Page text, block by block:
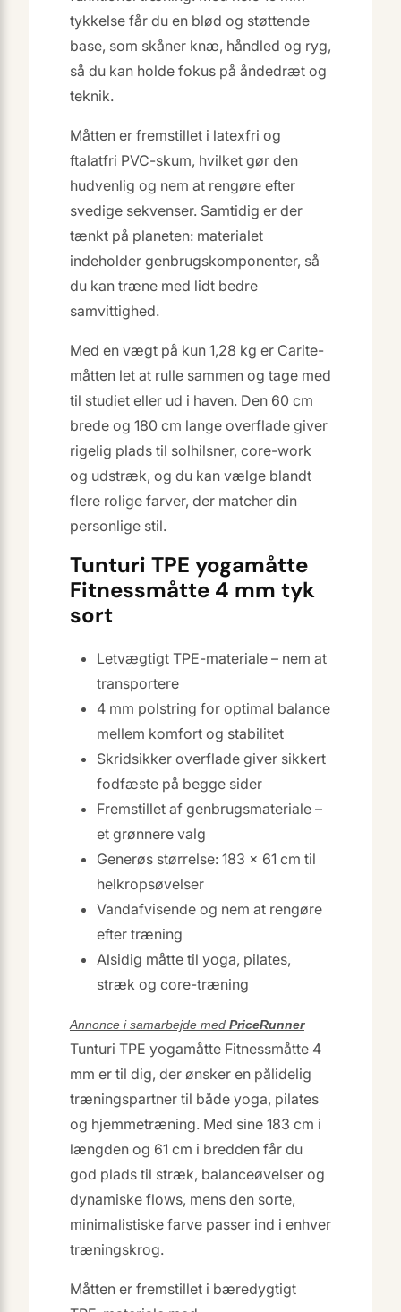
tykkelse får du en blød og støttende
base, som skåner knæ, håndled og ryg,
så du kan holde fokus på åndedræt og
teknik.
Måtten er fremstillet i latexfri og
ftalatfri PVC-skum, hvilket gør den
hudvenlig og nem at rengøre efter
svedige sekvenser. Samtidig er der
tænkt på planeten: materialet
indeholder genbrugskomponenter, så
du kan træne med lidt bedre
samvittighed.
Med en vægt på kun 1,28 kg er Carite-
måtten let at rulle sammen og tage med
til studiet eller ud i haven. Den 60 cm
brede og 180 cm lange overflade giver
rigelig plads til solhilsner, core-work
og udstræk, og du kan vælge blandt
flere rolige farver, der matcher din
personlige stil.
Tunturi TPE yogamåtte
Fitnessmåtte 4 mm tyk
sort
Letvægtigt TPE-materiale – nem at
transportere
4 mm polstring for optimal balance
mellem komfort og stabilitet
Skridsikker overflade giver sikkert
fodfæste på begge sider
Fremstillet af genbrugsmateriale –
et grønnere valg
Generøs størrelse: 183 × 61 cm til
helkropsøvelser
Vandafvisende og nem at rengøre
efter træning
Alsidig måtte til yoga, pilates,
stræk og core-træning
Annonce i samarbejde med PriceRunner
Tunturi TPE yogamåtte Fitnessmåtte 4
mm er til dig, der ønsker en pålidelig
træningspartner til både yoga, pilates
og hjemmetræning. Med sine 183 cm i
længden og 61 cm i bredden får du
god plads til stræk, balanceøvelser og
dynamiske flows, mens den sorte,
minimalistiske farve passer ind i enhver
træningskrog.
Måtten er fremstillet i bæredygtigt